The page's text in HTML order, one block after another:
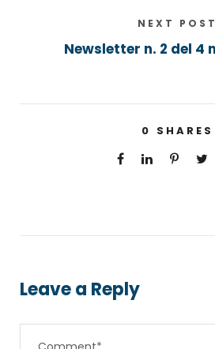
NEXT POST
Newsletter n. 2 del 4
0 SHARES
Leave a Reply